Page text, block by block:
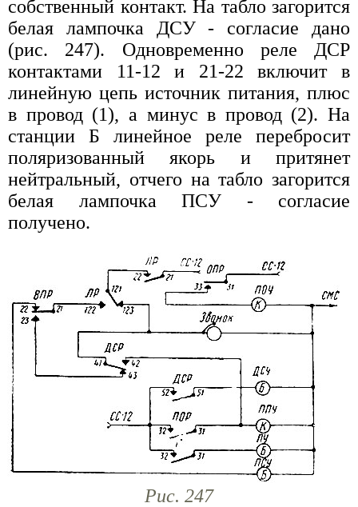
собственный контакт. На табло загорится
белая лампочка ДСУ - согласие дано
(рис. 247). Одновременно реле ДСР
контактами 11-12 и 21-22 включит в
линейную цепь источник питания, плюс
в провод (1), а минус в провод (2). На
станции Б линейное реле перебросит
поляризованный якорь и притянет
нейтральный, отчего на табло загорится
белая лампочка ПСУ - согласие
получено.
Рис. 247